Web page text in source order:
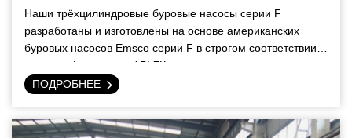
Наши трёхцилиндровые буровые насосы серии F
разработаны и изготовлены на основе американских
буровых насосов Emsco серии F в строгом соответствии
со спецификациями API 7К.
ПОДРОБНЕЕ